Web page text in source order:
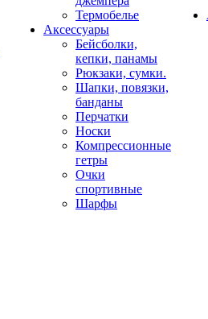
Термобелье
Аксессуары
Бейсболки,
кепки, панамы
Рюкзаки, сумки.
Шапки, повязки,
банданы
Перчатки
Носки
Компрессионные
гетры
Очки
спортивные
Шарфы